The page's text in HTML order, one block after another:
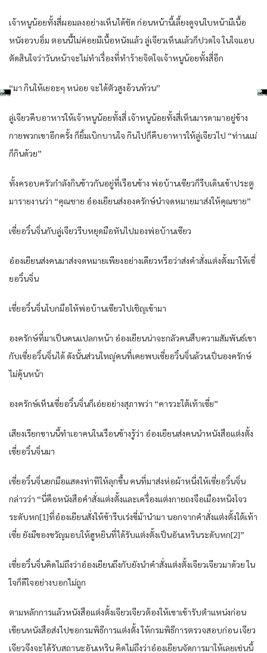
เจ้าหนูน้อยทั้งสี่ผอมลงอย่างเห็นได้ชัด ก่อนหน้านี้เลี้ยงดูจนใบหน้ามีเนื้อ
หนังอวบอิ่ม ตอนนี้ไม่ค่อยมีเนื้อหนังแล้ว ลู่เจียวเห็นแล้วก็ปวดใจ ในใจแอบ
ตัดสินใจว่าวันหน้าจะไม่ทำเรื่องที่ทำร้ายจิตใจเจ้าหนูน้อยทั้งสี่อีก
“มา กินให้เยอะๆ หน่อย จะได้ตัวสูงอ้วนท้วน”
ลู่เจียวคีบอาหารให้เจ้าหนูน้อยทั้งสี่ เจ้าหนูน้อยทั้งสี่เห็นมารดามาอยู่ข้าง
กายพวกเขาอีกครั้ง ก็ยิ้มเบิกบานใจ กินไปก็คีบอาหารให้ลู่เจียวไป “ท่านแม่
ก็กินด้วย”
ทั้งครอบครัวกำลังกินข้าวกันอยู่ที่เรือนข้าง พ่อบ้านเซียวก็รีบเดินเข้าประตู
มารายงานว่า “คุณชาย อ๋องเยียนส่งองครักษ์นำจดหมายมาส่งให้คุณชาย”
เซี่ยอวิ๋นจิ่นกับลู่เจียวรีบหยุดมือหันไปมองพ่อบ้านเซียว
อ๋องเยียนส่งคนมาส่งจดหมายเพียงอย่างเดียวหรือว่าส่งคำสั่งแต่งตั้งมาให้เซี่
ยอวิ๋นจิ่น
เซี่ยอวิ๋นจิ่นโบกมือให้พ่อบ้านเซียวไปเชิญเข้ามา
องครักษ์ที่มาเป็นคนแปลกหน้า อ๋องเยียนน่าจะกลัวคนสืบความสัมพันธ์เขา
กับเซี่ยอวิ๋นจิ่นได้ ดังนั้นส่วนใหญ่คนที่เคยพบเซี่ยอวิ๋นจิ่นล้วนเป็นองครักษ์
ไม่คุ้นหน้า
องครักษ์เห็นเซี่ยอวิ๋นจิ่นก็เอ่ยอย่างสุภาพว่า “คารวะใต้เท้าเซี่ย”
เสียงเรียกขานนี้ทำเอาคนในเรือนข้างรู้ว่า อ๋องเยียนส่งคนนำหนังสือแต่งตั้ง
เซี่ยอวิ๋นจิ่นมา
เซี่ยอวิ๋นจิ่นยกมือแสดงท่าทีให้ลุกขึ้น คนที่มาส่งห่อผ้าหนึ่งให้เซี่ยอวิ๋นจิ่น
กล่าวว่า “นี่คือหนังสือคำสั่งแต่งตั้งและเครื่องแต่งกายถงจือเมืองหนิงโจว
ระดับหก[1]ที่อ๋องเยียนสั่งให้ข้ารีบเร่งขี่ม้านำมา นอกจากคำสั่งแต่งตั้งใต้เท้า
เซี่ย ยังมีของขวัญมอบให้ฮูหยินที่ได้รับแต่งตั้งเป็นอันเหรินระดับหก[2]”
เซี่ยอวิ๋นจิ่นคิดไม่ถึงว่าอ๋องเยียนถึงกับยังนำคำสั่งแต่งตั้งเจียวเจียวมาด้วย ใน
ใจก็ดีใจอย่างบอกไม่ถูก
ตามหลักการแล้วหนังสือแต่งตั้งเจียวเจียวต้องให้เขาเข้ารับตำแหน่งก่อน
เขียนหนังสือส่งไปขอกรมพิธีการแต่งตั้ง ให้กรมพิธีการตรวจสอบก่อน เจียว
เจียวจึงจะได้รับสถานะอันเหริน คิดไม่ถึงว่าอ๋องเยียนจัดการมาให้เลยเช่นนี้